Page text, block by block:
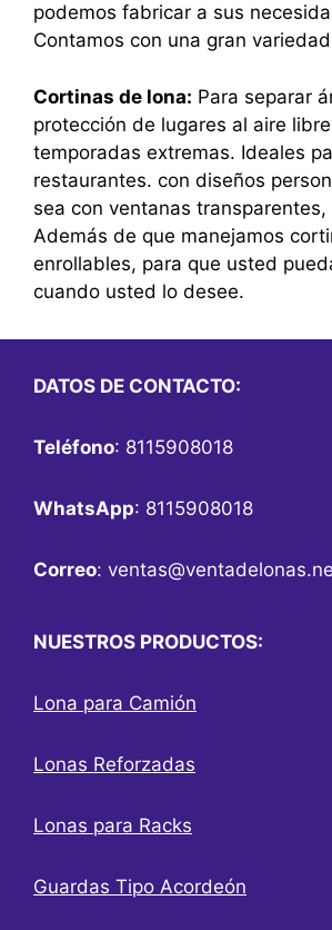
podemos fabricar a sus
Contamos con una gran
Cortinas de lona: Para separar
protección de lugares al aire
temporadas extremas. Ideales
restaurantes. con diseños
sea con ventanas
Además de que manejamos
enrollables, para que usted
cuando usted lo desee.
DATOS DE CONTACTO:
Teléfono: 8115908018
WhatsApp: 8115908018
Correo:
NUESTROS PRODUCTOS:
Lona para Camión
Lonas Reforzadas
Lonas para Racks
Guardas Tipo Acordeón